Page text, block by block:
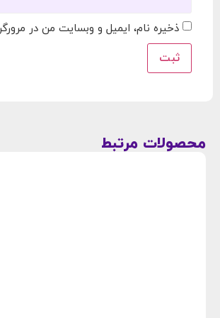
ذخیره نام، ایمیل و وبسایت من در
محصولات مرتبط